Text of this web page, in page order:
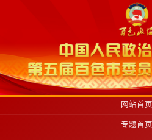
网站首页
专题首页